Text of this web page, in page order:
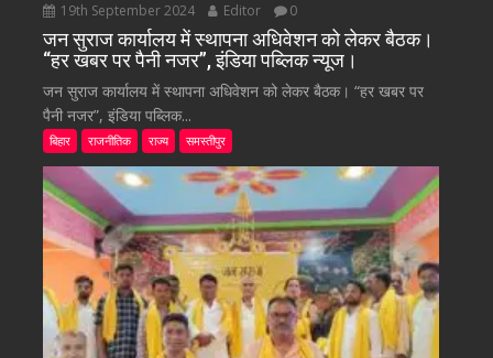
19th September 2024 Editor 0
जन सुराज कार्यालय में स्थापना अधिवेशन को लेकर बैठक।
“हर खबर पर पैनी नजर”, इंडिया पब्लिक न्यूज।
जन सुराज कार्यालय में स्थापना अधिवेशन को लेकर बैठक। “हर खबर पर
पैनी नजर”, इंडिया पब्लिक...
बिहार राजनीतिक राज्य समस्तीपुर